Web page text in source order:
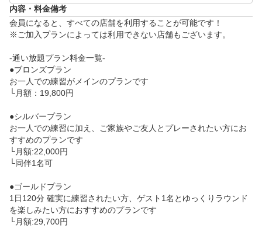
●当日の流れ
・体験レッスン(60分)
└　お客様のお悩みをヒアリングし、シミュレータ
。
・施設案内、料金のご説明(60分)
内容・料金備考
会員になると、すべての店舗を利用することが可能です！
※ご加入プランによっては利用できない店舗もございます。
-通い放題プラン料金一覧-
●ブロンズプラン
お一人での練習がメインのプランです
└月額：19,800円
●シルバープラン
お一人での練習に加え、ご家族やご友人とプレーされたい方にお
すすめのプランです
└月額:22,000円
└同伴1名可
●ゴールドプラン
1日120分 確実に練習されたい方、ゲスト1名とゆっくりラウンド
を楽しみたい方におすすめのプランです
└月額:29,700円